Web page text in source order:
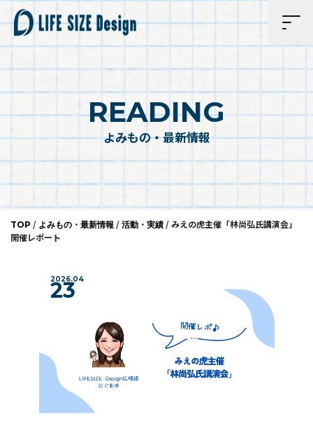
READING
よみもの・最新情報
TOP / よみもの・最新情報 / 活動・実績 /みえの虎主催「林尚弘氏講演会」
開催レポート
2026.04
23